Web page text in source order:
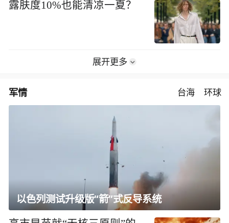
露肤度10%也能清凉一夏？
展开更多
军情 台海 环球
以色列测试升级版“箭”式反导系统